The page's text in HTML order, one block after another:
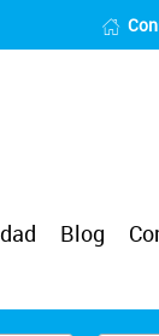
Blog